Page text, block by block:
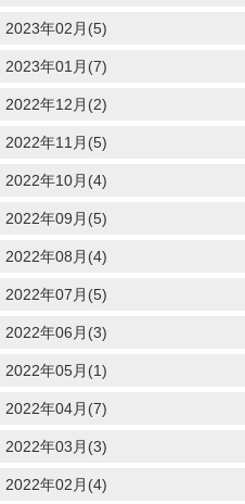
2023年02月(5)
2023年01月(7)
2022年12月(2)
2022年11月(5)
2022年10月(4)
2022年09月(5)
2022年08月(4)
2022年07月(5)
2022年06月(3)
2022年05月(1)
2022年04月(7)
2022年03月(3)
2022年02月(4)